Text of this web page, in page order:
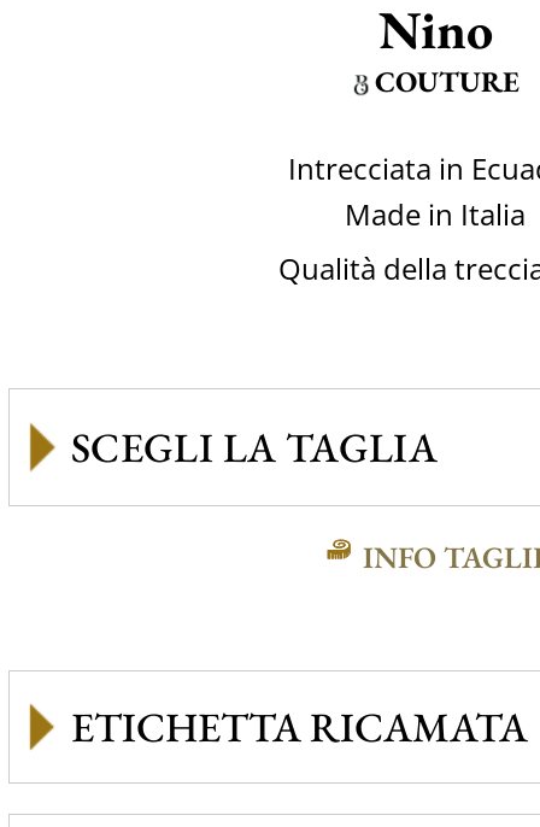
Nino
COUTURE
Intrecciata in
Made in Italia
Qualità della
INFO
ETICHETTA RICAMATA